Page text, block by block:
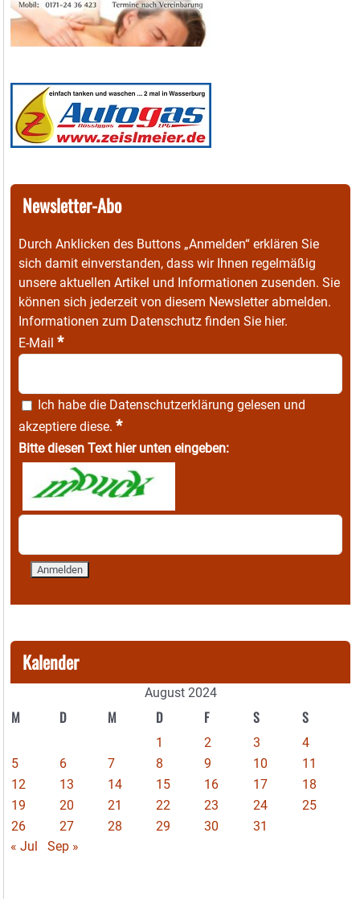
Newsletter-Abo
Durch Anklicken des Buttons „Anmelden“ erklären Sie
sich damit einverstanden, dass wir Ihnen regelmäßig
unsere aktuellen Artikel und Informationen zusenden. Sie
können sich jederzeit von diesem Newsletter abmelden.
Informationen zum Datenschutz finden Sie hier.
E-Mail *
Ich habe die Datenschutzerklärung gelesen und
akzeptiere diese. *
Bitte diesen Text hier unten eingeben:
Kalender
August 2024
M D M D F S S
1 2 3
4
5
6 7 8 9 10
11
12
13 14 15 16 17
18
19
20 21 22 23 24
25
26
27 28 29 30
31
« Jul
Sep »